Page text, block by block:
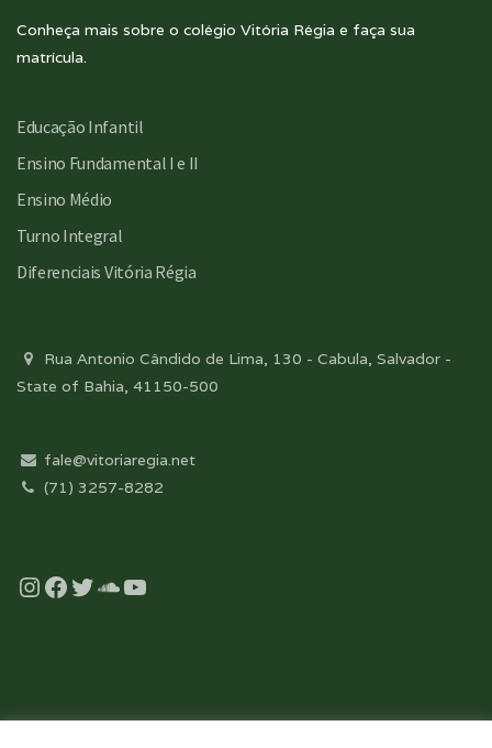
Conheça mais sobre o colégio Vitória Régia e faça sua
matrícula.
Educação Infantil
Ensino Fundamental I e II
Ensino Médio
Turno Integral
Diferenciais Vitória Régia
Rua Antonio Cândido de Lima, 130 - Cabula, Salvador -
State of Bahia, 41150-500
fale@vitoriaregia.net
(71) 3257-8282
Instagram
Facebook
Twitter
Soundcloud
YouTube